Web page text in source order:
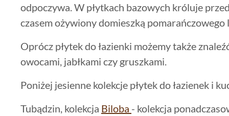
odpoczywa. W płytkach bazowych króluje
czasem ożywiony domieszką
Oprócz płytek do łazienki możemy także
owocami, jabłkami czy gruszkami.
Poniżej jesienne kolekcje płytek do łazienek i
Tubądzin, kolekcja Biloba - kolekcja